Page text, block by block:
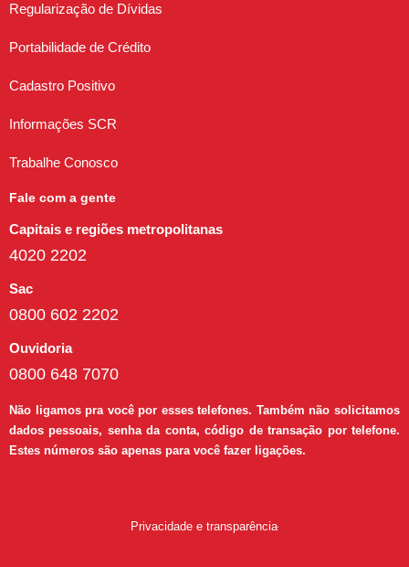
Regularização de Dívidas
Portabilidade de Crédito
Cadastro Positivo
Informações SCR
Trabalhe Conosco
Fale com a gente
Capitais e regiões metropolitanas
4020 2202
Sac
0800 602 2202
Ouvidoria
0800 648 7070
Não ligamos pra você por esses telefones. Também não solicitamos
dados pessoais, senha da conta, código de transação por telefone.
Estes números são apenas para você fazer ligações.
Privacidade e transparência